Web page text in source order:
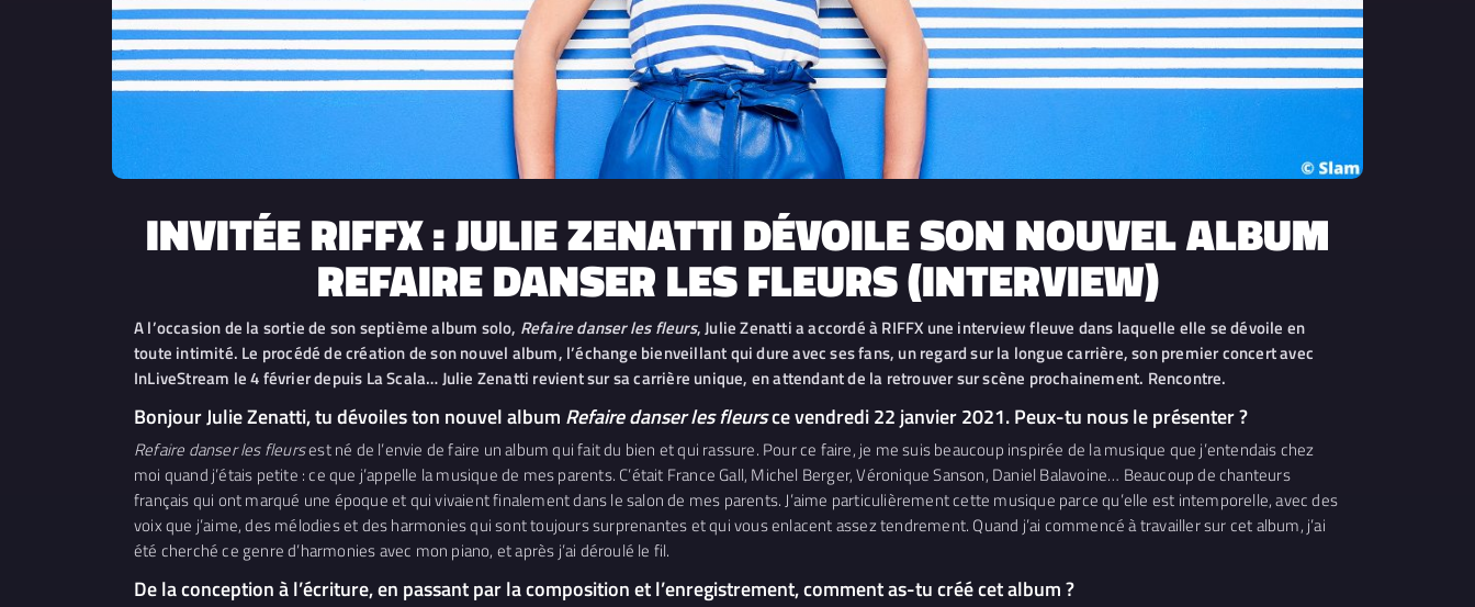
INVITÉE RIFFX : JULIE ZENATTI DÉVOILE SON NOUVEL ALBUM
REFAIRE DANSER LES FLEURS (INTERVIEW)
A l’occasion de la sortie de son septième album solo, Refaire danser les fleurs, Julie Zenatti a accordé à RIFFX une interview fleuve dans laquelle elle se dévoile en
toute intimité. Le procédé de création de son nouvel album, l’échange bienveillant qui dure avec ses fans, un regard sur la longue carrière, son premier concert avec
InLiveStream le 4 février depuis La Scala… Julie Zenatti revient sur sa carrière unique, en attendant de la retrouver sur scène prochainement. Rencontre.
Bonjour Julie Zenatti, tu dévoiles ton nouvel album Refaire danser les fleursce vendredi 22 janvier 2021. Peux-tu nous le présenter ?
Refaire danser les fleursest né de l’envie de faire un album qui fait du bien et qui rassure. Pour ce faire, je me suis beaucoup inspirée de la musique que j’entendais chez
moi quand j’étais petite : ce que j’appelle la musique de mes parents. C’était France Gall, Michel Berger, Véronique Sanson, Daniel Balavoine… Beaucoup de chanteurs
français qui ont marqué une époque et qui vivaient finalement dans le salon de mes parents. J’aime particulièrement cette musique parce qu’elle est intemporelle, avec des
voix que j’aime, des mélodies et des harmonies qui sont toujours surprenantes et qui vous enlacent assez tendrement. Quand j’ai commencé à travailler sur cet album, j’ai
été cherché ce genre d’harmonies avec mon piano, et après j’ai déroulé le fil.
De la conception à l’écriture, en passant par la composition et l’enregistrement, comment as-tu créé cet album ?